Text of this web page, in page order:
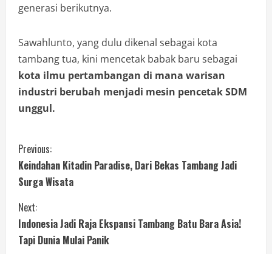
generasi berikutnya.
Sawahlunto, yang dulu dikenal sebagai kota
tambang tua, kini mencetak babak baru sebagai
kota ilmu pertambangan di mana warisan
industri berubah menjadi mesin pencetak SDM
unggul.
Previous:
Keindahan Kitadin Paradise, Dari Bekas Tambang Jadi
Surga Wisata
Next:
Indonesia Jadi Raja Ekspansi Tambang Batu Bara Asia!
Tapi Dunia Mulai Panik